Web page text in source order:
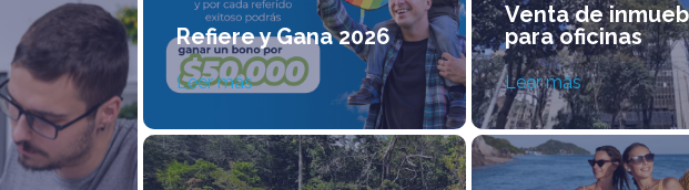
Refiere y Gana 2026
Leer más
Venta de
para oficinas
Leer más